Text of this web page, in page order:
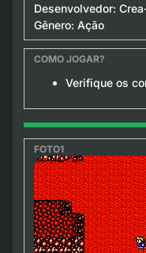
Desenvolvedor:
Gênero: Ação
Verifique os